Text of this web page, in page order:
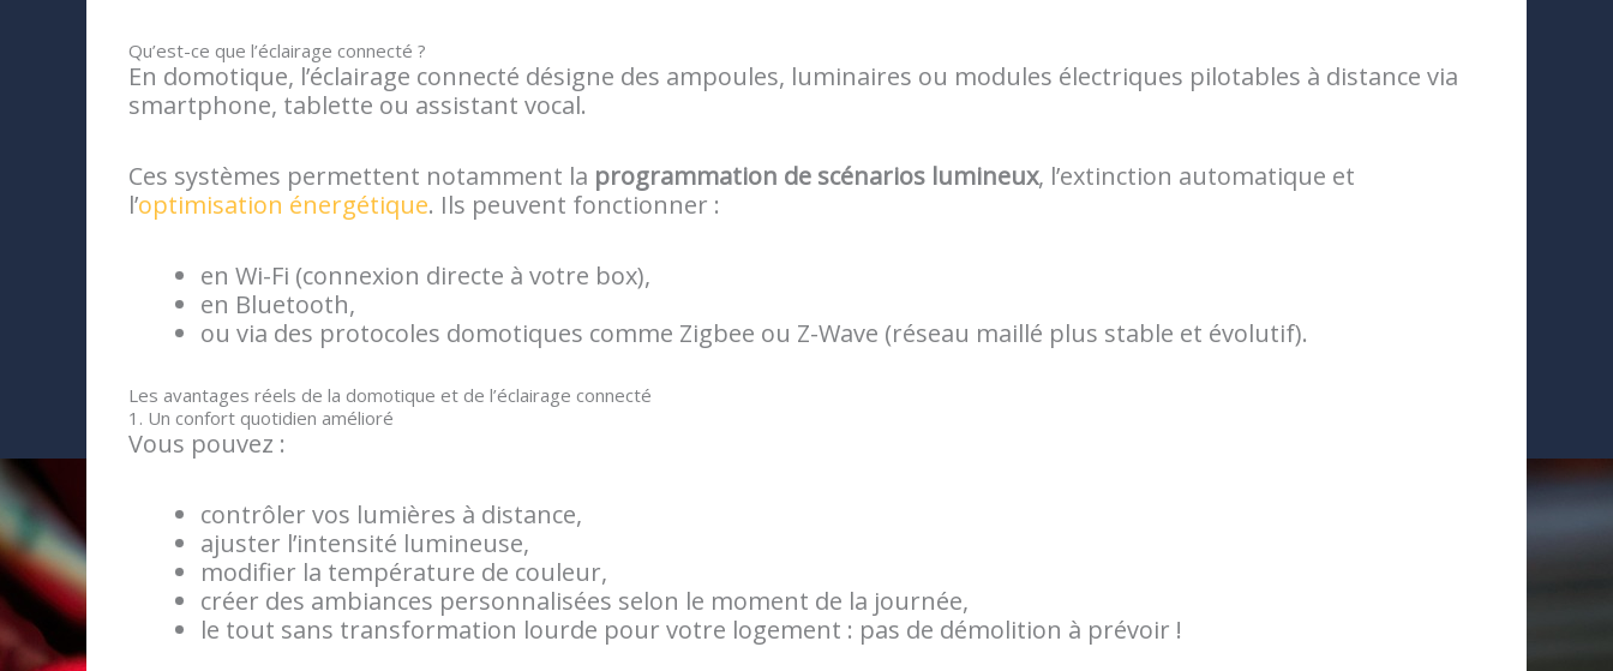
Qu’est-ce que l’éclairage connecté ?
En domotique, l’éclairage connecté désigne des ampoules, luminaires ou modules électriques pilotables à distance via
smartphone, tablette ou assistant vocal.
Ces systèmes permettent notamment la programmation de scénarios lumineux, l’extinction automatique et
l’optimisation énergétique. Ils peuvent fonctionner :
en Wi-Fi (connexion directe à votre box),
en Bluetooth,
ou via des protocoles domotiques comme Zigbee ou Z-Wave (réseau maillé plus stable et évolutif).
Les avantages réels de la domotique et de l’éclairage connecté
1. Un confort quotidien amélioré
Vous pouvez :
contrôler vos lumières à distance,
ajuster l’intensité lumineuse,
modifier la température de couleur,
créer des ambiances personnalisées selon le moment de la journée,
le tout sans transformation lourde pour votre logement : pas de démolition à prévoir !